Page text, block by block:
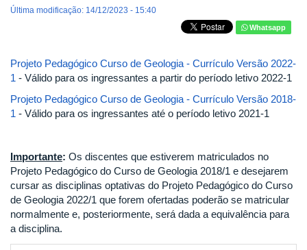
Última modificação: 14/12/2023 - 15:40
Whatsapp
Projeto Pedagógico Curso de Geologia - Currículo Versão 2022-
1 - Válido para os ingressantes a partir do período letivo 2022-1
Projeto Pedagógico Curso de Geologia - Currículo Versão 2018-
1 - Válido para os ingressantes até o período letivo 2021-1
Importante: Os discentes que estiverem matriculados no
Projeto Pedagógico do Curso de Geologia 2018/1 e desejarem
cursar as disciplinas optativas do Projeto Pedagógico do Curso
de Geologia 2022/1 que forem ofertadas poderão se matricular
normalmente e, posteriormente, será dada a equivalência para
a disciplina.